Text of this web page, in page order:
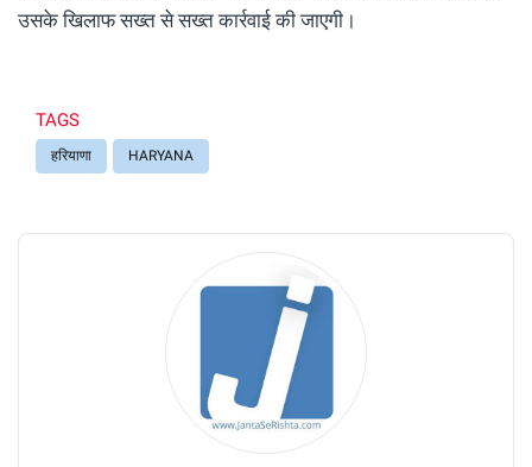
उसके खिलाफ सख्त से सख्त कार्रवाई की जाएगी।
TAGS
हरियाणा HARYANA